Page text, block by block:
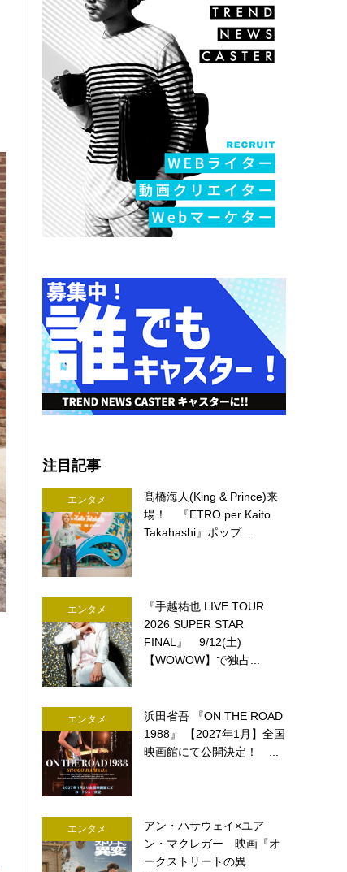
注目記事
エンタメ
髙橋海人(King & Prince)来
場！ 『ETRO per Kaito
Takahashi』ポップ...
エンタメ
『手越祐也 LIVE TOUR
2026 SUPER STAR
FINAL』 9/12(土)
【WOWOW】で独占...
エンタメ
浜田省吾 『ON THE ROAD
1988』 【2027年1月】全国
映画館にて公開決定！ ...
エンタメ
アン・ハサウェイ×ユア
ン・マクレガー 映画『オ
ークストリートの異